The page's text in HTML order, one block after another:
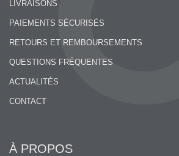
LIVRAISONS
PAIEMENTS SÉCURISÉS
RETOURS ET REMBOURSEMENTS
QUESTIONS FRÉQUENTES
ACTUALITÉS
CONTACT
À PROPOS